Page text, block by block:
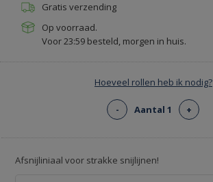
Gratis verzending
Op voorraad.
Voor 23:59 besteld, morgen in huis.
Hoeveel rollen heb ik nodig?
- Aantal 1 +
Afsnijliniaal voor strakke snijlijnen!